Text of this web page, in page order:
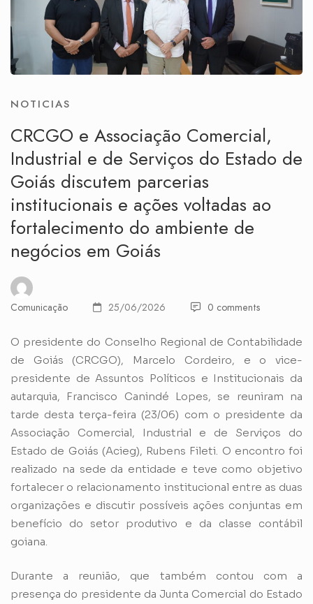
NOTICIAS
CRCGO e Associação Comercial,
Industrial e de Serviços do Estado de
Goiás discutem parcerias
institucionais e ações voltadas ao
fortalecimento do ambiente de
negócios em Goiás
Comunicação 25/06/2026 0 comments
O presidente do Conselho Regional de Contabilidade
de Goiás (CRCGO), Marcelo Cordeiro, e o vice-
presidente de Assuntos Políticos e Institucionais da
autarquia, Francisco Canindé Lopes, se reuniram na
tarde desta terça-feira (23/06) com o presidente da
Associação Comercial, Industrial e de Serviços do
Estado de Goiás (Acieg), Rubens Fileti. O encontro foi
realizado na sede da entidade e teve como objetivo
fortalecer o relacionamento institucional entre as duas
organizações e discutir possíveis ações conjuntas em
benefício do setor produtivo e da classe contábil
goiana.
Durante a reunião, que também contou com a
presença do presidente da Junta Comercial do Estado